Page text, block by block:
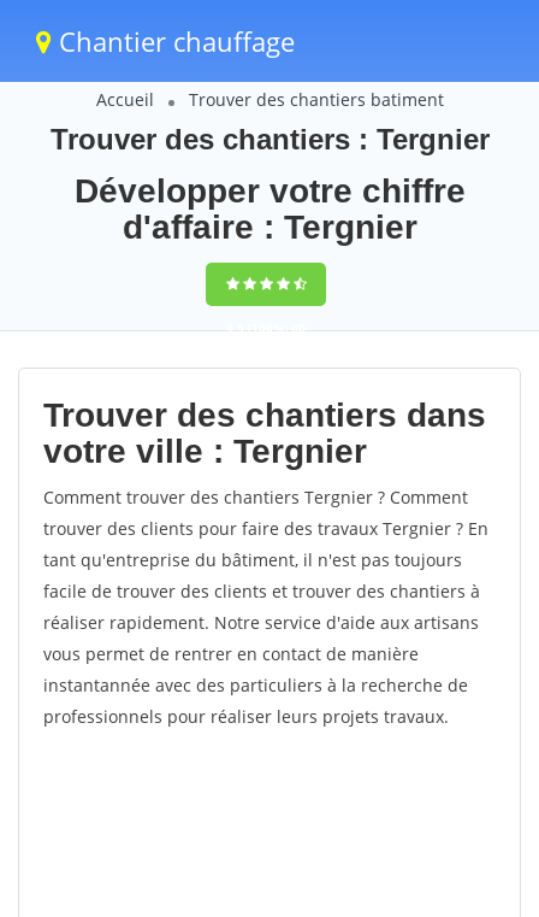
Chantier chauffage
Accueil Trouver des chantiers batiment
Trouver des chantiers : Tergnier
Développer votre chiffre
d'affaire : Tergnier
9,5(100%)60
votes
Trouver des chantiers dans
votre ville : Tergnier
Comment trouver des chantiers Tergnier ? Comment
trouver des clients pour faire des travaux Tergnier ? En
tant qu'entreprise du bâtiment, il n'est pas toujours
facile de trouver des clients et trouver des chantiers à
réaliser rapidement. Notre service d'aide aux artisans
vous permet de rentrer en contact de manière
instantannée avec des particuliers à la recherche de
professionnels pour réaliser leurs projets travaux.